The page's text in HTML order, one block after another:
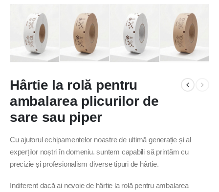
Hârtie la rolă pentru
ambalarea plicurilor de
sare sau piper
Cu ajutorul echipamentelor noastre de ultimă generație și al
experților noștri în domeniu. suntem capabili să printăm cu
precizie și profesionalism diverse tipuri de hârtie.
Indiferent dacă ai nevoie de hârtie la rolă pentru ambalarea